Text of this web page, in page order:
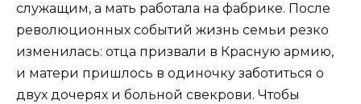
служащим, а мать работала на фабрике. После
революционных событий жизнь семьи резко
изменилась: отца призвали в Красную армию,
и матери пришлось в одиночку заботиться о
двух дочерях и больной свекрови. Чтобы